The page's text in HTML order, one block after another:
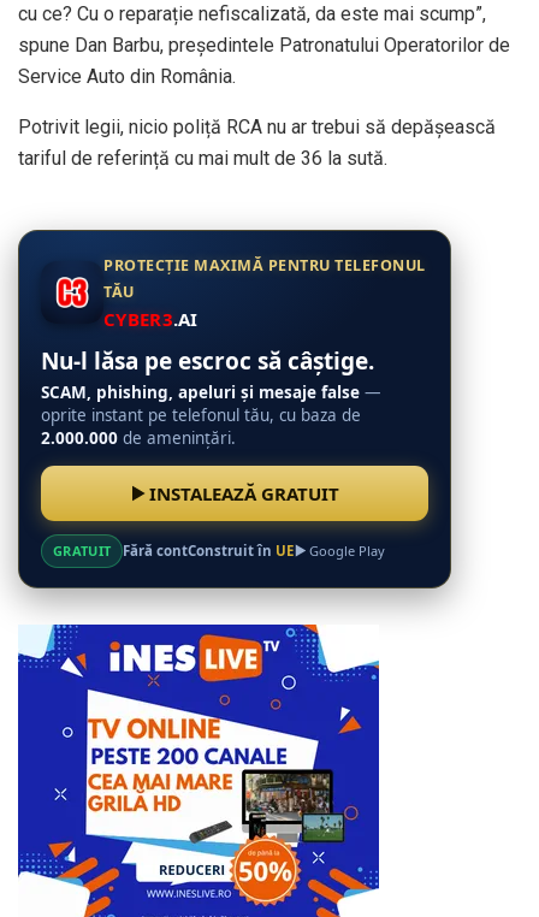
cu ce? Cu o reparație nefiscalizată, da este mai scump”,
spune Dan Barbu, președintele Patronatului Operatorilor de
Service Auto din România.
Potrivit legii, nicio poliță RCA nu ar trebui să depășească
tariful de referință cu mai mult de 36 la sută.
PROTECȚIE MAXIMĂ PENTRU TELEFONUL
TĂU
CYBER3.AI
Nu-l lăsa pe escroc să câștige.
SCAM, phishing, apeluri și mesaje false —
oprite instant pe telefonul tău, cu baza de
2.000.000 de amenințări.
INSTALEAZĂ GRATUIT
GRATUIT Fără contConstruit în UE Google Play